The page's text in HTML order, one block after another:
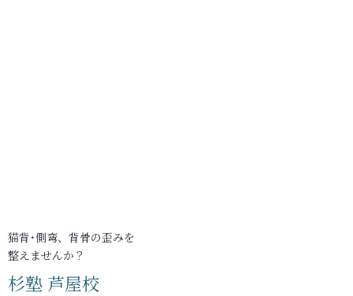
猫背･側弯、背骨の歪みを
整えませんか？
杉塾 芦屋校